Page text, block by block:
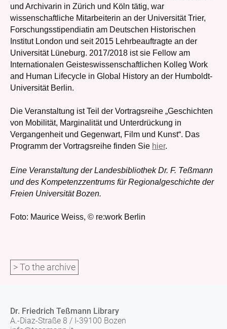
und Archivarin in Zürich und Köln tätig, war
wissenschaftliche Mitarbeiterin an der Universität Trier,
Forschungsstipendiatin am Deutschen Historischen
Institut London und seit 2015 Lehrbeauftragte an der
Universität Lüneburg. 2017/2018 ist sie Fellow am
Internationalen Geisteswissenschaftlichen Kolleg Work
and Human Lifecycle in Global History an der Humboldt-
Universität Berlin.
Die Veranstaltung ist Teil der Vortragsreihe „Geschichten
von Mobilität, Marginalität und Unterdrückung in
Vergangenheit und Gegenwart, Film und Kunst“. Das
Programm der Vortragsreihe finden Sie hier.
Eine Veranstaltung der Landesbibliothek Dr. F. Teßmann
und des Kompetenzzentrums für Regionalgeschichte der
Freien Universität Bozen.
Foto: Maurice Weiss, © re:work Berlin
> To the archive
Dr. Friedrich Teßmann Library
A.-Diaz-Straße 8 / I-39100 Bozen